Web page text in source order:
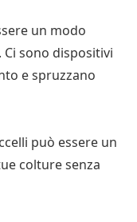
un modo
sono dispositivi
e spruzzano
può essere un
colture senza